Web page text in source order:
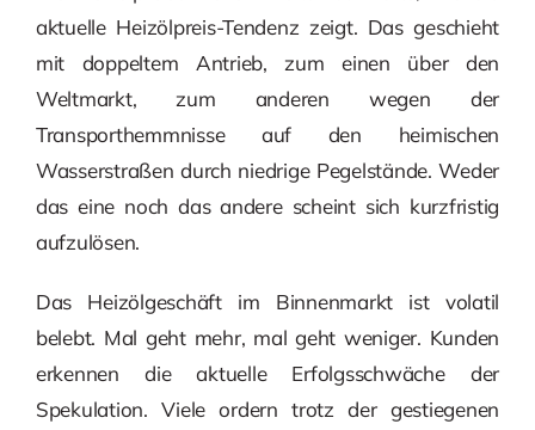
aktuelle Heizölpreis-Tendenz zeigt. Das geschieht
mit doppeltem Antrieb, zum einen über den
Weltmarkt, zum anderen wegen der
Transporthemmnisse auf den heimischen
Wasserstraßen durch niedrige Pegelstände. Weder
das eine noch das andere scheint sich kurzfristig
aufzulösen.
Das Heizölgeschäft im Binnenmarkt ist volatil
belebt. Mal geht mehr, mal geht weniger. Kunden
erkennen die aktuelle Erfolgsschwäche der
Spekulation. Viele ordern trotz der gestiegenen